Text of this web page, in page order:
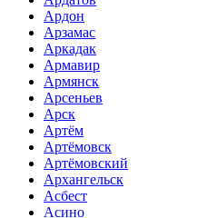
Ардон
Арзамас
Аркадак
Армавир
Армянск
Арсеньев
Арск
Артём
Артёмовск
Артёмовский
Архангельск
Асбест
Асино